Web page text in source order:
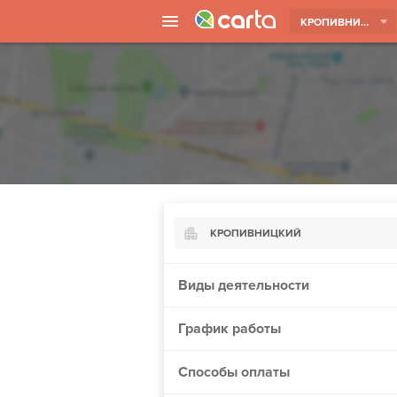
КРОПИВНИЦКИЙ
КРОПИВНИЦКИЙ
Борисполь
Виды деятельности
График работы
Способы оплаты